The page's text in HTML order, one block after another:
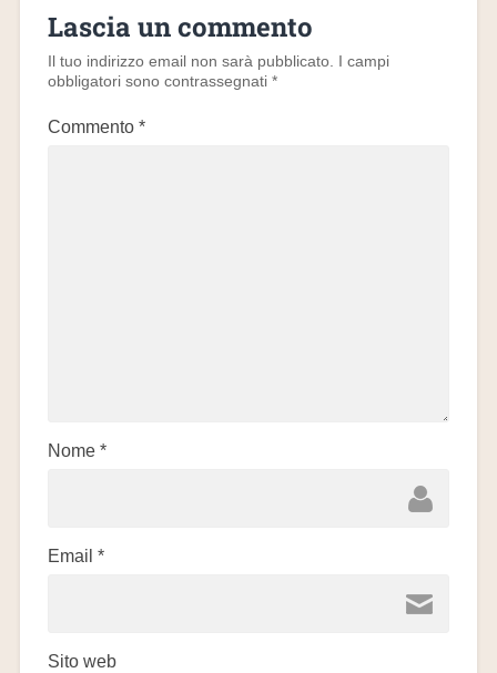
Lascia un commento
Il tuo indirizzo email non sarà pubblicato. I campi
obbligatori sono contrassegnati *
Commento *
Nome *
Email *
Sito web